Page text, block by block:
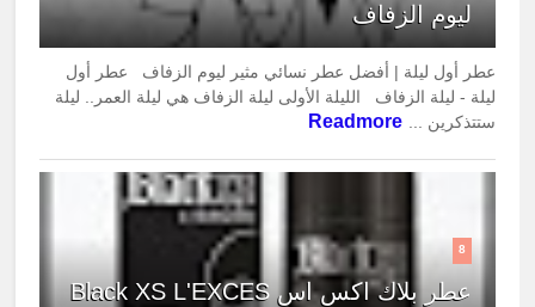
ليوم الزفاف
عطر أول ليلة | أفضل عطر نسائي مثير ليوم الزفاف عطر أول
ليلة - ليلة الزفاف الليلة الأولى ليلة الزفاف هي ليلة العمر.. ليلة
ستتذكرين ... Readmore
8
عطر بلاك اكس اس Black XS L'EXCES